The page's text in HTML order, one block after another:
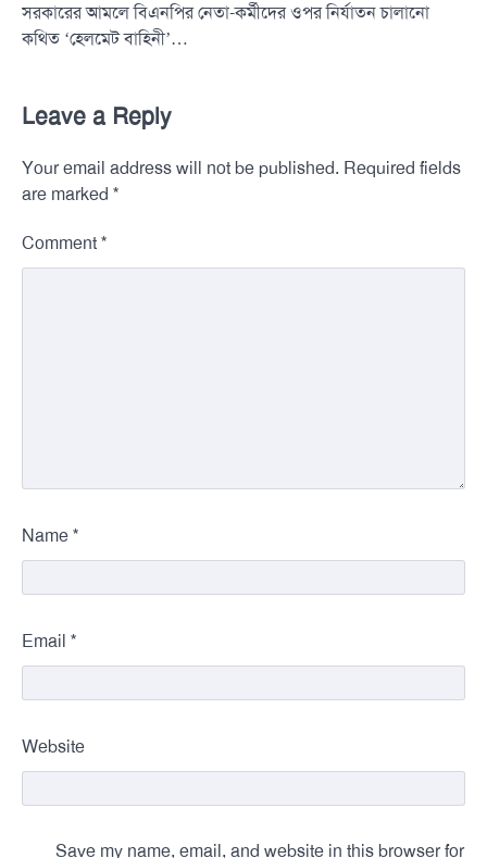
সরকারের আমলে বিএনপির নেতা-কর্মীদের ওপর নির্যাতন চালানো
কথিত ‘হেলমেট বাহিনী’…
Leave a Reply
Your email address will not be published. Required fields
are marked *
Comment *
Name *
Email *
Website
Save my name, email, and website in this browser for